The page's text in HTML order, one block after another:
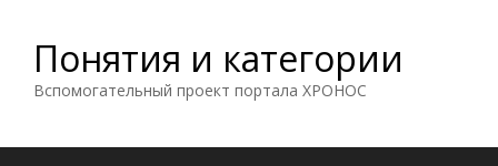
Понятия и категории
Вспомогательный проект портала ХРОНОС